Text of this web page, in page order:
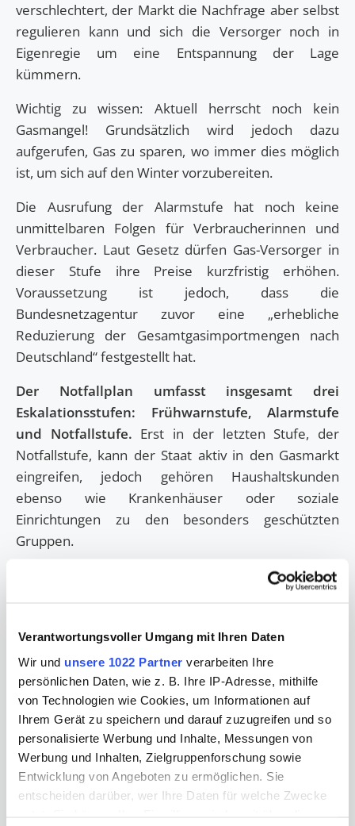
Verantwortungsvoller Umgang mit Ihren Daten
Wir und unsere 1022 Partner verarbeiten Ihre
persönlichen Daten, wie z. B. Ihre IP-Adresse, mithilfe
von Technologien wie Cookies, um Informationen auf
Ihrem Gerät zu speichern und darauf zuzugreifen und so
personalisierte Werbung und Inhalte, Messungen von
Werbung und Inhalten, Zielgruppenforschung sowie
Entwicklung von Angeboten zu ermöglichen. Sie
entscheiden darüber, wer Ihre Daten für welche Zwecke
verschlechtert, der Markt die Nachfrage aber selbst
regulieren kann und sich die Versorger noch in
Eigenregie um eine Entspannung der Lage
kümmern.
Wichtig zu wissen: Aktuell herrscht noch kein
Gasmangel! Grundsätzlich wird jedoch dazu
aufgerufen, Gas zu sparen, wo immer dies möglich
ist, um sich auf den Winter vorzubereiten.
Die Ausrufung der Alarmstufe hat noch keine
unmittelbaren Folgen für Verbraucherinnen und
Verbraucher. Laut Gesetz dürfen Gas-Versorger in
dieser Stufe ihre Preise kurzfristig erhöhen.
Voraussetzung ist jedoch, dass die
Bundesnetzagentur zuvor eine „erhebliche
Reduzierung der Gesamtgasimportmengen nach
Deutschland“ festgestellt hat.
Der Notfallplan umfasst insgesamt drei
Eskalationsstufen: Frühwarnstufe, Alarmstufe
und Notfallstufe. Erst in der letzten Stufe, der
Notfallstufe, kann der Staat aktiv in den Gasmarkt
eingreifen, jedoch gehören Haushaltskunden
ebenso wie Krankenhäuser oder soziale
Einrichtungen zu den besonders geschützten
Gruppen.
Fragen und Antwortenzum
Webseite des
(FAQ).
Als Gasverteilnetzbetreiber möchte wir zu den
wichtigsten Fragen in diesem Zusammenhang
informieren.
Was passiert bei einer Gasmangellage im
Netz?
Welche Verbraucher sind von Abschaltungen